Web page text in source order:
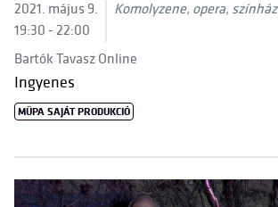
2021. május 9.
19:30 - 22:00
Komolyzene, opera, színház
Bartók Tavasz Online
Ingyenes
MÜPA SAJÁT PRODUKCIÓ